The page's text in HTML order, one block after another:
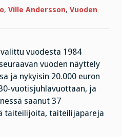
, Ville Andersson, Vuoden
vuodesta 1984
vuoden näyttely
ja nykyisin 20.000 euron
vuotisjuhlavuottaan, ja
saanut 37
taiteilijoita, taiteilijapareja